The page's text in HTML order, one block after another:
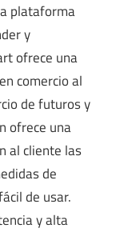
plataforma
y
ofrece una
comercio al
de futuros y
ofrece una
al cliente las
de
de usar.
y alta